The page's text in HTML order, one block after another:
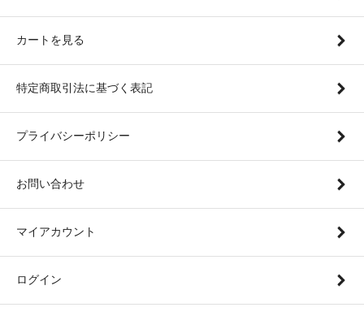
カートを見る
特定商取引法に基づく表記
プライバシーポリシー
お問い合わせ
マイアカウント
ログイン